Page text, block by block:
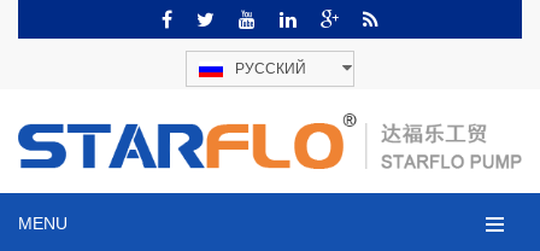
РУССКИЙ
MENU